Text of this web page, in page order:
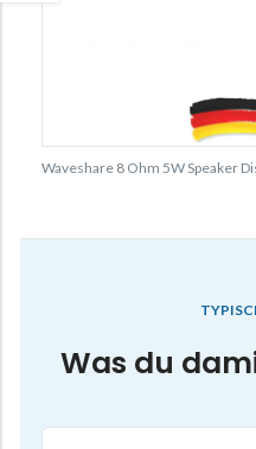
Waveshare 8 Ohm 5W Speaker
Was du